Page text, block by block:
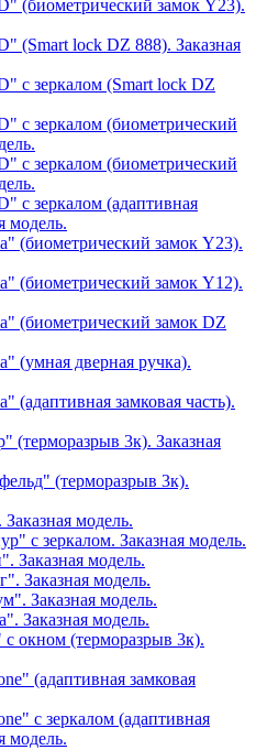
(биометрический замок Y23).
(Smart lock DZ 888). Заказная
с зеркалом (Smart lock DZ
с зеркалом (биометрический
с зеркалом (биометрический
с зеркалом (адаптивная
модель.
(биометрический замок Y23).
(биометрический замок Y12).
(биометрический замок DZ
(умная дверная ручка).
(адаптивная замковая часть).
(терморазрыв 3к). Заказная
(терморазрыв 3к).
модель.
с зеркалом. Заказная модель.
Заказная модель.
Заказная модель.
Заказная модель.
Заказная модель.
с окном (терморазрыв 3к).
(адаптивная замковая
с зеркалом (адаптивная
модель.